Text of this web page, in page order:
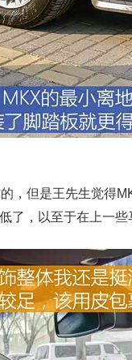
但是王先生觉得
了，以至于在上一些